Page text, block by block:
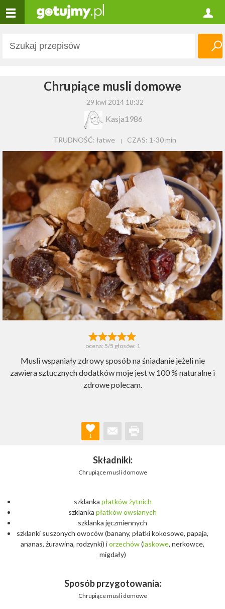
Chrupiące musli domowe
29 kwi 2014 18:32
Kasja1986
TRUDNOŚĆ: łatwe CZAS: 1-30 min
ocena: 5/5 głosów: 1
Musli wspaniały zdrowy sposób na śniadanie jeżeli nie
zawiera sztucznych dodatków moje jest w 100 % naturalne i
zdrowe polecam.
1
Składniki:
Chrupiące musli domowe
szklanka płatków żytnich
szklanka płatkówowsianych
szklanka jęczmiennych
szklanki suszonych owoców (banany, płatki kokosowe, papaja,
ananas, żurawina, rodzynki) iorzechów(laskowe, nerkowce,
migdały)
Sposób przygotowania:
Chrupiące musli domowe